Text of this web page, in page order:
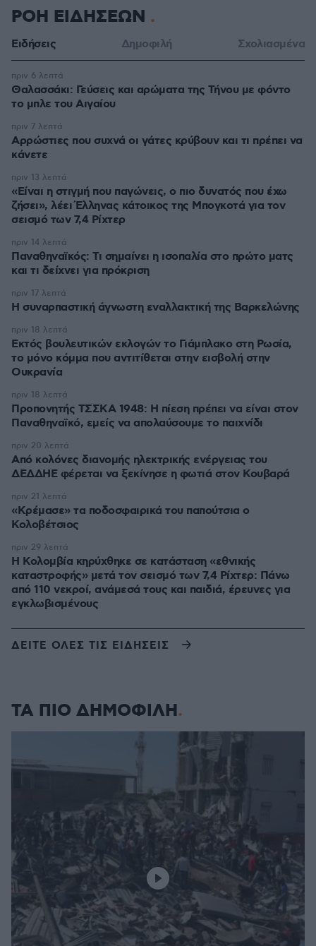
ΡΟΗ ΕΙΔΗΣΕΩΝ
Ειδήσεις Δημοφιλή Σχολιασμένα
Θαλασσάκι: Γεύσεις και αρώματα της Τήνου με φόντο
το μπλε του Αιγαίου
πριν 6 λεπτά
Αρρώστιες που συχνά οι γάτες κρύβουν και τι πρέπει να
κάνετε
πριν 7 λεπτά
«Είναι η στιγμή που παγώνεις, ο πιο δυνατός που έχω
ζήσει», λέει Έλληνας κάτοικος της Μπογκοτά για τον
σεισμό των 7,4 Ρίχτερ
πριν 13 λεπτά
Παναθηναϊκός: Τι σημαίνει η ισοπαλία στο πρώτο ματς
και τι δείχνει για πρόκριση
πριν 14 λεπτά
H συναρπαστική άγνωστη εναλλακτική της Βαρκελώνης
πριν 17 λεπτά
Εκτός βουλευτικών εκλογών το Γιάμπλακο στη Ρωσία,
το μόνο κόμμα που αντιτίθεται στην εισβολή στην
Ουκρανία
πριν 18 λεπτά
Προπονητής ΤΣΣΚΑ 1948: Η πίεση πρέπει να είναι στον
Παναθηναϊκό, εμείς να απολαύσουμε το παιχνίδι
πριν 18 λεπτά
Από κολόνες διανομής ηλεκτρικής ενέργειας του
ΔΕΔΔΗΕ φέρεται να ξεκίνησε η φωτιά στον Κουβαρά
πριν 20 λεπτά
«Κρέμασε» τα ποδοσφαιρικά του παπούτσια ο
Κολοβέτσιος
πριν 21 λεπτά
Η Κολομβία κηρύχθηκε σε κατάσταση «εθνικής
καταστροφής» μετά τον σεισμό των 7,4 Ρίχτερ: Πάνω
από 110 νεκροί, ανάμεσά τους και παιδιά, έρευνες για
εγκλωβισμένους
πριν 29 λεπτά
ΔΕΙΤΕ ΟΛΕΣ ΤΙΣ ΕΙΔΗΣΕΙΣ
ΤΑ ΠΙΟ ΔΗΜΟΦΙΛΗ